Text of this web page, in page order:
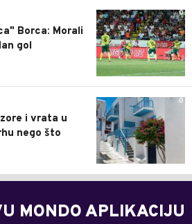
0
Borca: Morali
gol
0
i vrata u
nego što
MONDO APLIKACIJU